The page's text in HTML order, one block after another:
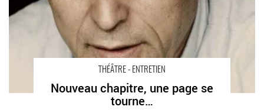
THÉÂTRE - ENTRETIEN
Nouveau chapitre, une page se
tourne…